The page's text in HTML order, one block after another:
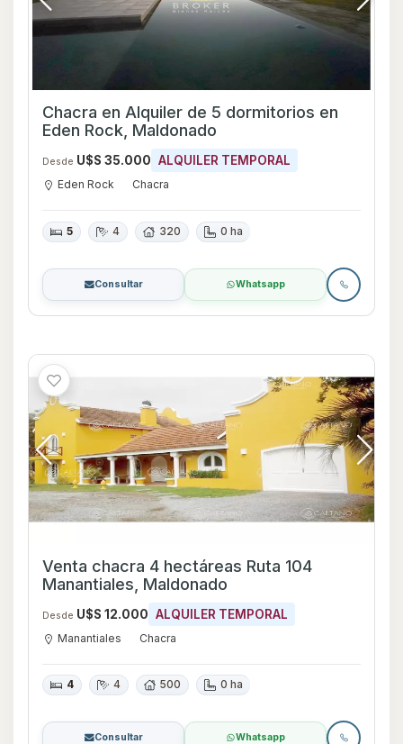
Chacra en Alquiler de 5 dormitorios en
Eden Rock, Maldonado
Desde U$S 35.000 ALQUILER TEMPORAL
Eden Rock Chacra
5 4 320 0 ha
Consultar Whatsapp
Venta chacra 4 hectáreas Ruta 104
Manantiales, Maldonado
Desde U$S 12.000 ALQUILER TEMPORAL
Manantiales Chacra
4 4 500 0 ha
Consultar Whatsapp